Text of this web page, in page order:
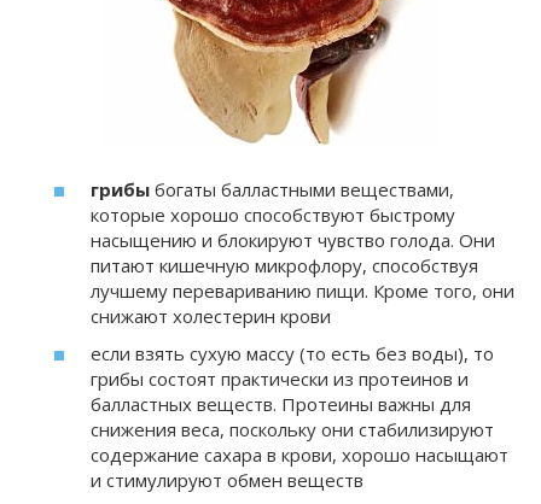
грибы богаты балластными веществами,
которые хорошо способствуют быстрому
насыщению и блокируют чувство голода. Они
питают кишечную микрофлору, способствуя
лучшему перевариванию пищи. Кроме того, они
снижают холестерин крови
если взять сухую массу (то есть без воды), то
грибы состоят практически из протеинов и
балластных веществ. Протеины важны для
снижения веса, поскольку они стабилизируют
содержание сахара в крови, хорошо насыщают
и стимулируют обмен веществ